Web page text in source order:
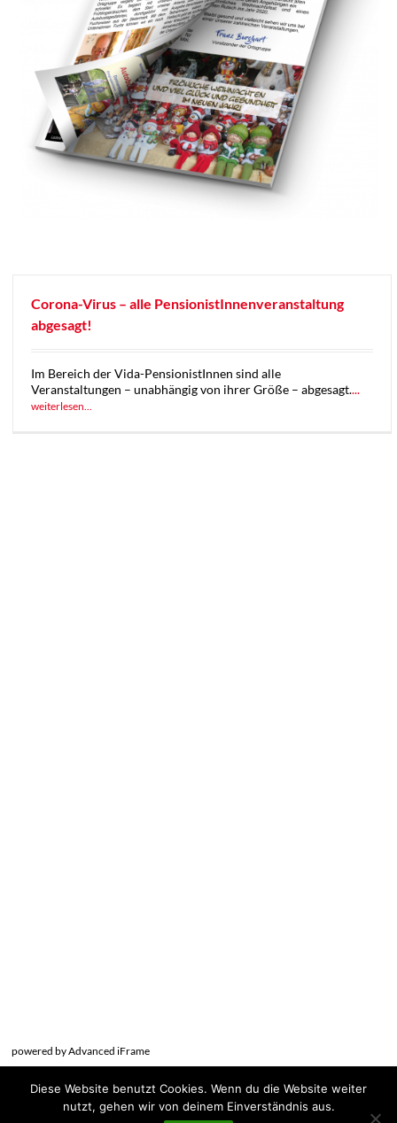
Corona-Virus – alle PensionistInnenveranstaltung
abgesagt!
Im Bereich der Vida-PensionistInnen sind alle
Veranstaltungen – unabhängig von ihrer Größe – abgesagt....
weiterlesen...
powered by Advanced iFrame
Diese Website benutzt Cookies. Wenn du die Website weiter
nutzt, gehen wir von deinem Einverständnis aus.